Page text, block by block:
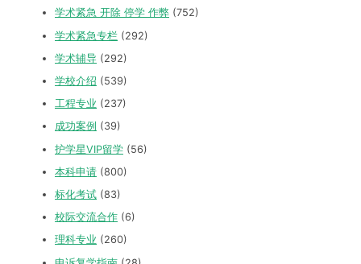
学术紧急 开除 停学 作弊 (752)
学术紧急专栏 (292)
学术辅导 (292)
学校介绍 (539)
工程专业 (237)
成功案例 (39)
护学星VIP留学 (56)
本科申请 (800)
标化考试 (83)
校际交流合作 (6)
理科专业 (260)